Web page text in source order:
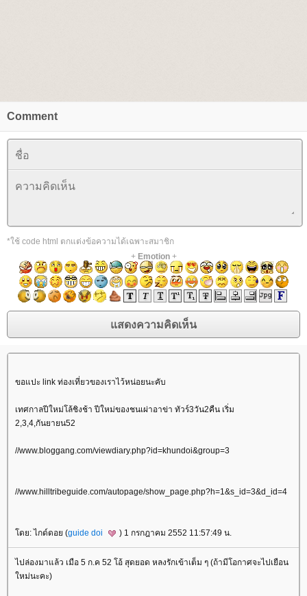
Comment
*ใช้ code html ตกแต่งข้อความได้เฉพาะสมาชิก
+ Emotion+
ขอแปะ link ท่องเที่ยวของเราไว้หน่อยนะคับ
เทศกาลปีใหม่โล้ชิงช้า ปีใหม่ของชนเผ่าอาข่า ทัวร์3วัน2คืน เริ่ม
2,3,4,กันยายน52
//www.bloggang.com/viewdiary.php?id=khundoi&group=3
//www.hilltribeguide.com/autopage/show_page.php?h=1&s_id=3&d_id=4
ดย: ไกด์ดอย (guide doi ) 1 กรกฎาคม 2552 11:57:49 น.
ไปล่องมาแล้ว เมือ 5 ก.ค 52 โอ้ สุดยอด หลงรักเข้าเต็ม ๆ (ถ้ามีโอกาศจะไปเยือน
หม่นะคะ)